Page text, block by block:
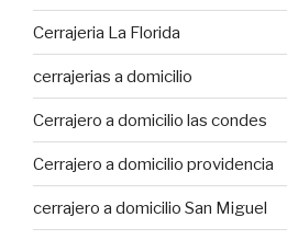
Cerrajeria La Florida
cerrajerias a domicilio
Cerrajero a domicilio las condes
Cerrajero a domicilio providencia
cerrajero a domicilio San Miguel